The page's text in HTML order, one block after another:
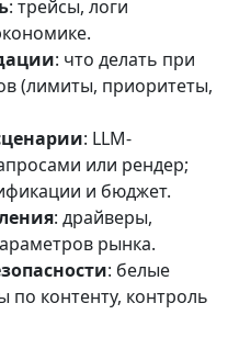
: трейсы, логи
: что делать при
(лимиты, приоритеты,
: LLM-
или рендер;
и бюджет.
: драйверы,
рынка.
: белые
по контенту, контроль